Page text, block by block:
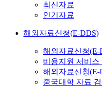
최신자료
인기자료
해외자료신청(E-DDS)
해외자료신청(E-
비용지원 서비스
해외자료신청(E-
중국대학 자료